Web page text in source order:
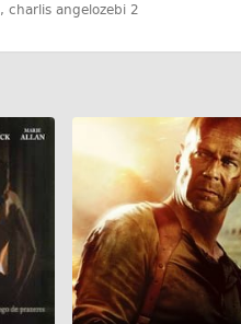
, charlis angelozebi 2